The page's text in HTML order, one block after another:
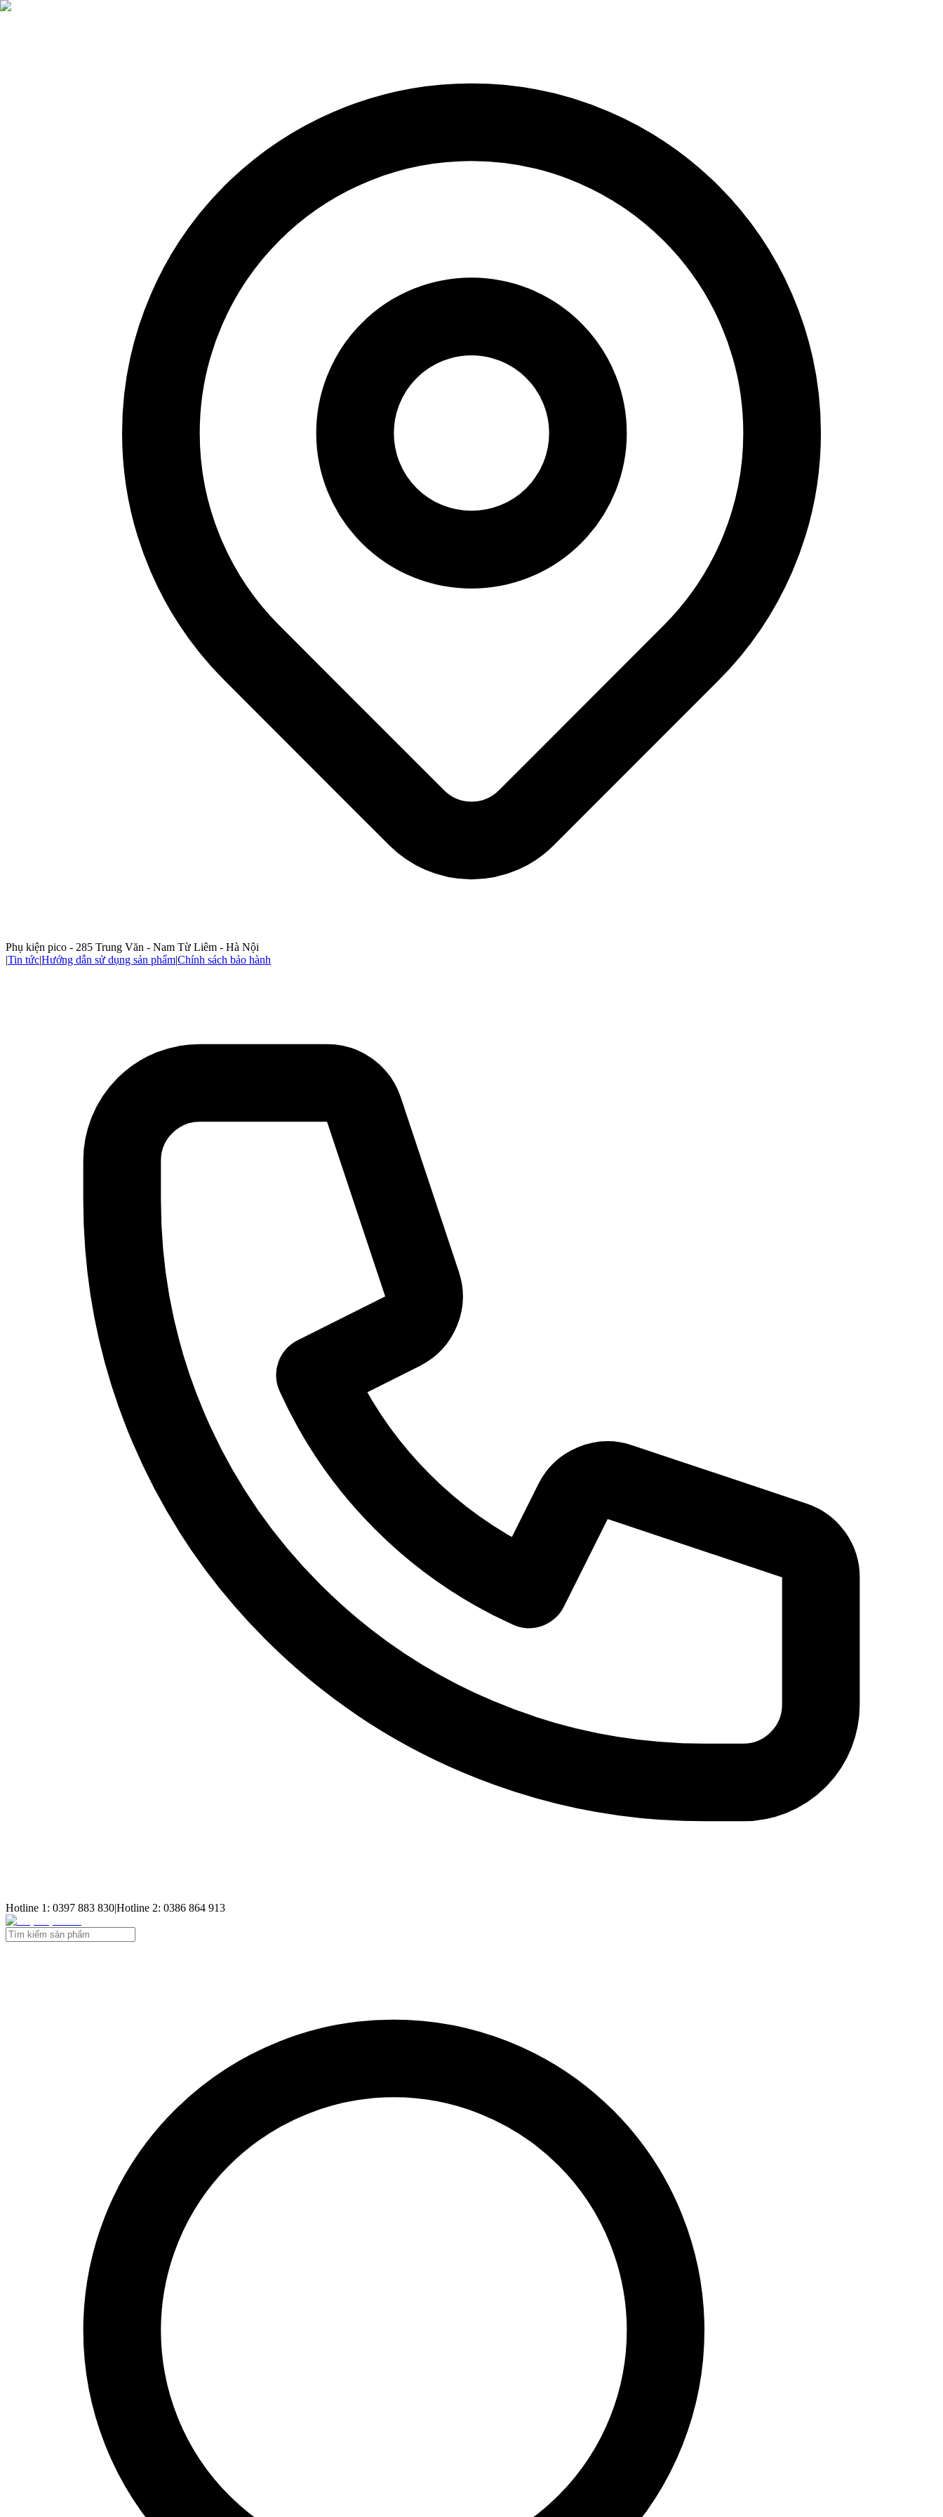
Phụ kiện pico - 285 Trung Văn - Nam Từ Liêm - Hà Nội
|Tin tức|Hướng dẫn sử dụng sản phẩm|Chính sách bảo hành
Hotline 1: 0397 883 830|Hotline 2: 0386 864 913